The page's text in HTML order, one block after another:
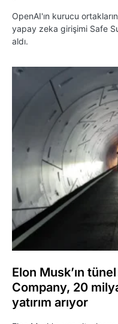
OpenAI'ın kurucu
yapay zeka girişimi Safe
aldı.
Elon Musk’ın
Company, 20
yatırım arıyor